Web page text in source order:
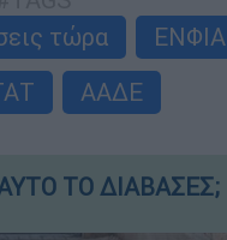
τώρα
ΕΝΦΙΑ
ΑΑΔΕ
ΤΟ ΔΙΑΒΑΣΕΣ;